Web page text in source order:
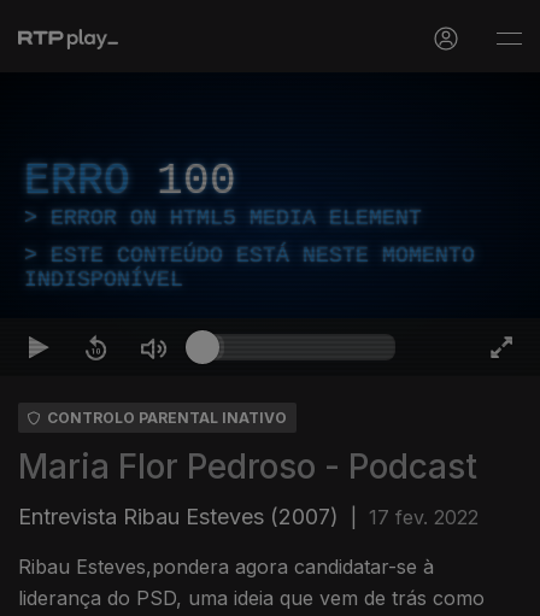
ERRO 100
ERROR ON HTML5 MEDIA ELEMENT
ESTE CONTEÚDO ESTÁ NESTE MOMENTO
INDISPONÍVEL
CONTROLO PARENTAL INATIVO
Maria Flor Pedroso - Podcast
Entrevista Ribau Esteves (2007) 17 fev. 2022
Ribau Esteves,pondera agora candidatar-se à
liderança do PSD, uma ideia que vem de trás como